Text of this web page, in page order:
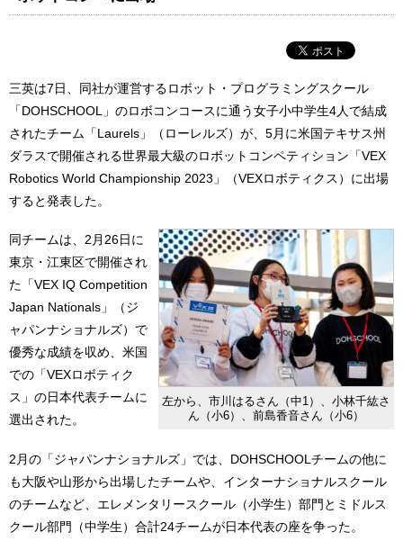
三英は7日、同社が運営するロボット・プログラミングスクール
「DOHSCHOOL」のロボコンコースに通う女子小中学生4人で結成
されたチーム「Laurels」（ローレルズ）が、5月に米国テキサス州
ダラスで開催される世界最大級のロボットコンペティション「VEX
Robotics World Championship 2023」（VEXロボティクス）に出場
すると発表した。
左から、市川はるさん（中1）、小林千紘さ
ん（小6）、前島香音さん（小6）
同チームは、2月26日に
東京・江東区で開催され
た「VEX IQ Competition
Japan Nationals」（ジ
ャパンナショナルズ）で
優秀な成績を収め、米国
での「VEXロボティク
ス」の日本代表チームに
選出された。
2月の「ジャパンナショナルズ」では、DOHSCHOOLチームの他に
も大阪や山形から出場したチームや、インターナショナルスクール
のチームなど、エレメンタリースクール（小学生）部門とミドルス
クール部門（中学生）合計24チームが日本代表の座を争った。